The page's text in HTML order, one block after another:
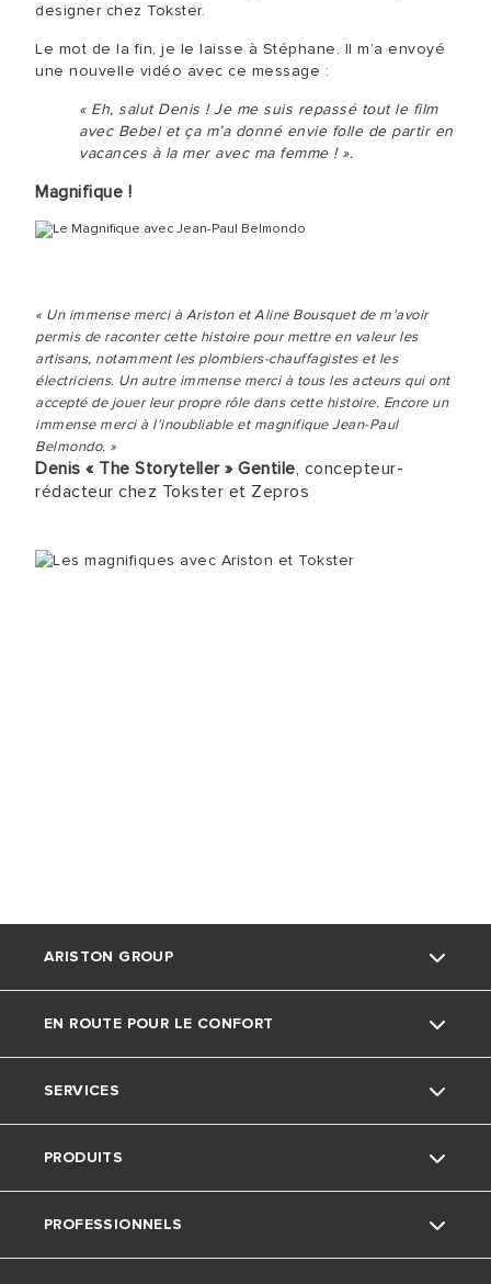
designer chez Tokster.
Le mot de la fin, je le laisse à Stéphane. Il m’a envoyé
une nouvelle vidéo avec ce message :
« Eh, salut Denis ! Je me suis repassé tout le film
avec Bebel et ça m’a donné envie folle de partir en
vacances à la mer avec ma femme ! ».
Magnifique !
« Un immense merci à Ariston et Aline Bousquet de m’avoir
permis de raconter cette histoire pour mettre en valeur les
artisans, notamment les plombiers-chauffagistes et les
électriciens. Un autre immense merci à tous les acteurs qui ont
accepté de jouer leur propre rôle dans cette histoire. Encore un
immense merci à l’inoubliable et magnifique Jean-Paul
Belmondo. »
Denis « The Storyteller » Gentile, concepteur-
rédacteur chez Tokster et Zepros
ARISTON GROUP
La marque Ariston
Le groupe
Nous rejoindre
EN ROUTE POUR LE CONFORT
Actu
Ariston avec nous
Conseils
SERVICES
Service consommateurs
Avis Important: Chauffe-Eau Électriques
PRODUITS
Je chauffe ma maison
PROFESSIONNELS